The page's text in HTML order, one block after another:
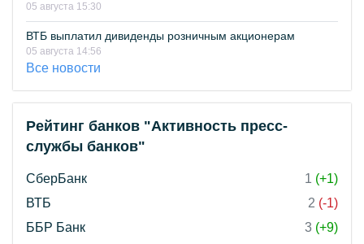
05 августа 15:30
ВТБ выплатил дивиденды розничным акционерам
05 августа 14:56
Все новости
Рейтинг банков "Активность пресс-
службы банков"
СберБанк 1 (+1)
ВТБ
2 (-1)
ББР Банк
3 (+9)